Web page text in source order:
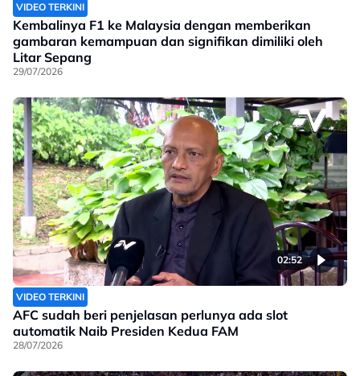
VIDEO TERKINI
Kembalinya F1 ke Malaysia dengan memberikan
gambaran kemampuan dan signifikan dimiliki oleh
Litar Sepang
29/07/2026
02:52
VIDEO TERKINI
AFC sudah beri penjelasan perlunya ada slot
automatik Naib Presiden Kedua FAM
28/07/2026